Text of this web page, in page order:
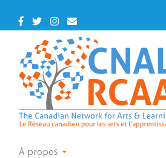
main
Facebook
TwitterInstagram
Contact
Us
À propos